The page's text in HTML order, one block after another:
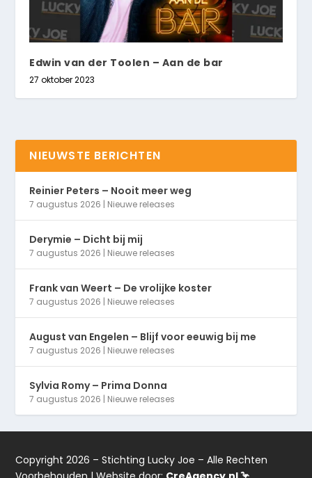
Edwin van der Toolen – Aan de bar
27 oktober 2023
NIEUWSTE BERICHTEN
Reinier Peters – Nooit meer weg
7 augustus 2026 | Nieuwe releases
Derymie – Dicht bij mij
7 augustus 2026 | Nieuwe releases
Frank van Weert – De vrolijke koster
7 augustus 2026 | Nieuwe releases
August van Engelen – Blijf voor eeuwig bij me
7 augustus 2026 | Nieuwe releases
Sylvia Romy – Prima Donna
7 augustus 2026 | Nieuwe releases
Copyright 2026 – Stichting Lucky Joe – Alle Rechten